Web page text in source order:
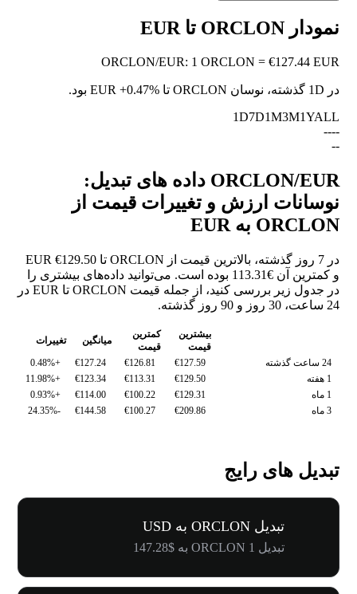
نمودار ORCLON تا EUR
ORCLON/EUR: 1 ORCLON = €127.44 EUR
در 1D گذشته، نوسان ORCLON تا EUR +0.47%
بود.
1D7D1M3M1YALL
--
--
--
ORCLON/EUR داده های تبدیل:
نوسانات ارزش و تغییرات قیمت از
ORCLON به EUR
در 7 روز گذشته، بالاترین قیمت از ORCLON تا EUR €129.50
و کمترین آن €113.31 بوده است. می‌توانید داده‌های بیشتری را
در جدول زیر بررسی کنید، از جمله قیمت ORCLON تا EUR در
24 ساعت، 30 روز و 90 روز گذشته.
بیشترین
قیمت
کمترین
قیمت
میانگین
تغییرات
24 ساعت گذشته
€127.59
€126.81
€127.24
+0.48%
1 هفته
€129.50
€113.31
€123.34
+11.98%
1 ماه
€129.31
€100.22
€114.00
+0.93%
3 ماه
€209.86
€100.27
€144.58
-24.35%
تبدیل های رایج
تبدیل ORCLON به USD
تبدیل 1 ORCLON به $147.28